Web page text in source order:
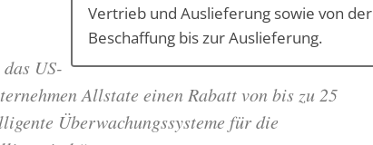
Vertrieb und Auslieferung sowie von der
Beschaffung bis zur Auslieferung.
US-
Allstate einen Rabatt von bis zu 25
Überwachungssysteme für die